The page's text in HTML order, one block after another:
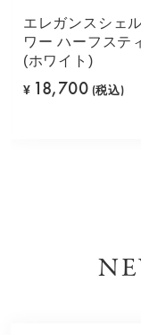
エレガンスシェ
ワー ハーフステ
(ホワイト)
¥ 18,700 (税込)